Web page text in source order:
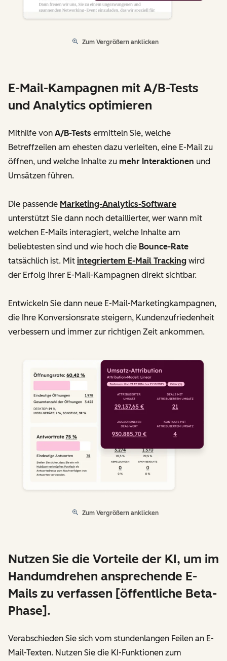
Zum Vergrößern anklicken
E-Mail-Kampagnen mit A/B-Tests
und Analytics optimieren
Mithilfe von A/B-Tests ermitteln Sie, welche
Betreffzeilen am ehesten dazu verleiten, eine E-Mail zu
öffnen, und welche Inhalte zu mehr Interaktionen und
Umsätzen führen.
Die passende Marketing-Analytics-Software
unterstützt Sie dann noch detaillierter, wer wann mit
welchen E-Mails interagiert, welche Inhalte am
beliebtesten sind und wie hoch die Bounce-Rate
tatsächlich ist. Mit integriertem E-Mail Tracking wird
der Erfolg Ihrer E-Mail-Kampagnen direkt sichtbar.
Entwickeln Sie dann neue E-Mail-Marketingkampagnen,
die Ihre Konversionsrate steigern, Kundenzufriedenheit
verbessern und immer zur richtigen Zeit ankommen.
Zum Vergrößern anklicken
Nutzen Sie die Vorteile der KI, um im
Handumdrehen ansprechende E-
Mails zu verfassen [öffentliche Beta-
Phase].
Verabschieden Sie sich vom stundenlangen Feilen an E-
Mail-Texten. Nutzen Sie die KI-Funktionen zum